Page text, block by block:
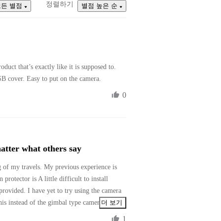
든 별점 정렬하기 별점 높은 순
that’s exactly like it is supposed to.
cover. Easy to put on the camera.
0
what others say
my travels. My previous experience is
protector is A little difficult to install
I have yet to try using the camera
instead of the gimbal type camera is it’s
and it is weather proof so I can still
더 보기
1